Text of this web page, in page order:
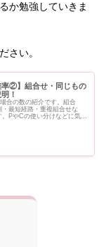
か勉強していきま
さい。
率②】組合せ・同じもの
！
合の数の紹介です。組合
最短経路・重複組合せな
PやCの使い分けなどに気を